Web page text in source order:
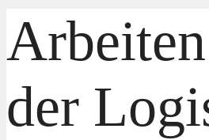
der